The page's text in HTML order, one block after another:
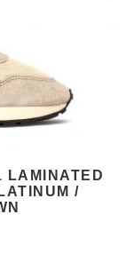
LAMINATED
/